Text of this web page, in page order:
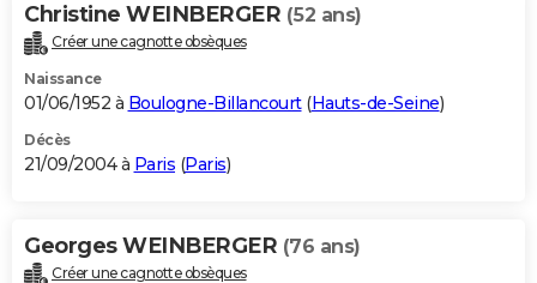
Christine WEINBERGER (52 ans)
Créer une cagnotte obsèques
Naissance
01/06/1952 à Boulogne-Billancourt(Hauts-de-Seine)
Décès
21/09/2004 à Paris (Paris)
Georges WEINBERGER (76 ans)
Créer une cagnotte obsèques